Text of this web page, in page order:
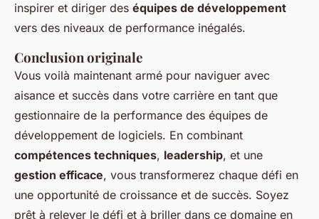
inspirer et diriger des équipes de développement
vers des niveaux de performance inégalés.
Conclusion originale
Vous voilà maintenant armé pour naviguer avec
aisance et succès dans votre carrière en tant que
gestionnaire de la performance des équipes de
développement de logiciels. En combinant
compétences techniques, leadership, et une
gestion efficace, vous transformerez chaque défi en
une opportunité de croissance et de succès. Soyez
prêt à relever le défi et à briller dans ce domaine en